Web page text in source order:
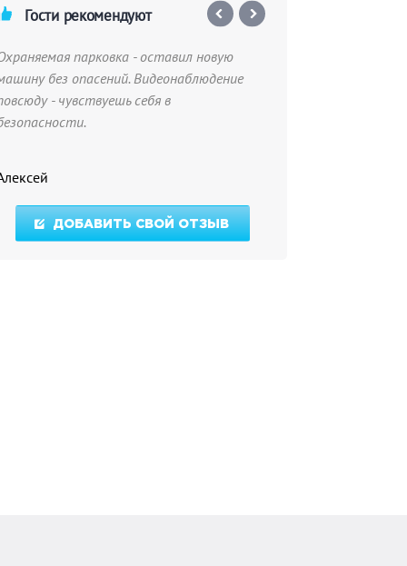
Гости рекомендуют
парковка - оставил новую
без опасений. Видеонаблюдение
- чувствуешь себя в
ДОБАВИТЬ СВОЙ ОТЗЫВ